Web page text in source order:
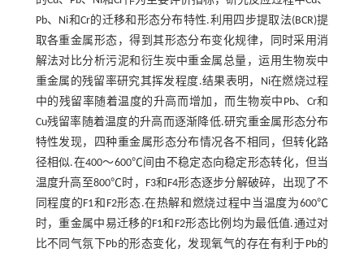
Pb、Ni和Cr的迁移和形态分布特性.利用四步提取法(BCR)提
取各重金属形态，得到其形态分布变化规律，同时采用消
解法对比分析污泥和衍生炭中重金属总量，运用生物炭中
重金属的残留率研究其挥发程度.结果表明，Ni在燃烧过程
中的残留率随着温度的升高而增加，而生物炭中Pb、Cr和
Cu残留率随着温度的升高而逐渐降低.研究重金属形态分布
特性发现，四种重金属形态分布情况各不相同，但转化路
径相似.在400～600℃间由不稳定态向稳定形态转化，但当
温度升高至800℃时，F3和F4形态逐步分解破碎，出现了不
同程度的F1和F2形态.在热解和燃烧过程中当温度为600℃
时，重金属中易迁移的F1和F2形态比例均为最低值.通过对
比不同气氛下Pb的形态变化，发现氧气的存在有利于Pb的